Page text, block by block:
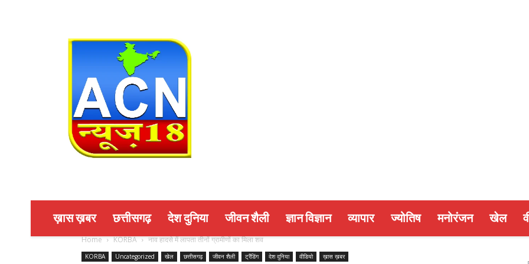
ख़ास ख़बर छत्तीसगढ़ देश दुनिया जीवन शैली ज्ञान विज्ञान व्यापार ज्योतिष मनोरंजन खेल
Home KORBA नाव हादसे में लापता तीनों ग्रामीणों का मिला शव
KORBA Uncategorized खेल छत्तीसगढ़ जीवन शैली ट्रैंडिंग देश दुनिया वीडियो ख़ास ख़बर